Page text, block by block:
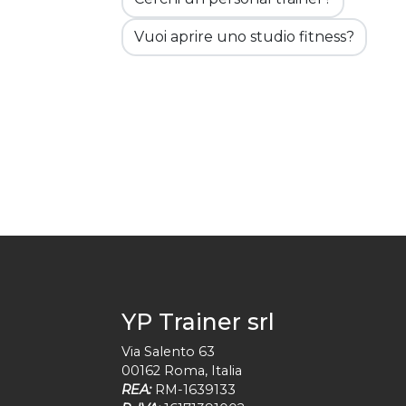
Vuoi aprire uno studio fitness?
YP Trainer srl
Via Salento 63
00162 Roma, Italia
REA: RM-1639133